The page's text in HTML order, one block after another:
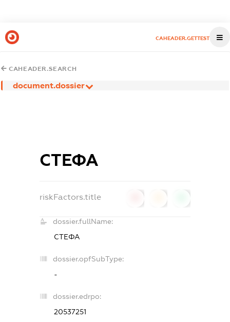
CAHEADER.GETTEST
CAHEADER.SEARCH
document.dossier
СТЕФА
riskFactors.title
dossier.fullName:
СТЕФА
dossier.opfSubType:
-
dossier.edrpo:
20537251